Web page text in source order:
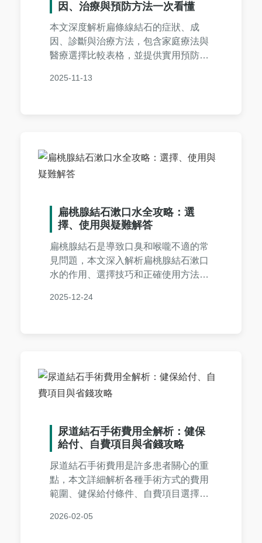
因、治療與預防方法一次看懂
本文深度解析扁條線結石的症狀、成
因、診斷與治療方法，包含家庭療法與
醫療選擇比較表格，並提供實用預防技
結石困擾，維護口腔健康。
2025-11-13
扁桃腺結石漱口水全攻略：選
擇、使用與疑難解答
扁桃腺結石是導致口臭和喉嚨不適的常
見問題，本文深入解析扁桃腺結石漱口
水的作用、選擇技巧和正確使用方法。
驟、常見問答及個人經驗分享，幫助您
2025-12-24
尿道結石手術費用全解析：健保
給付、自費項目與省錢攻略
尿道結石手術費用是許多患者關心的重
點，本文詳細解析各種手術方式的費用
範圍、健保給付條件、自費項目選擇，
您從術前準備到術後恢復全面掌握費用
2026-02-05